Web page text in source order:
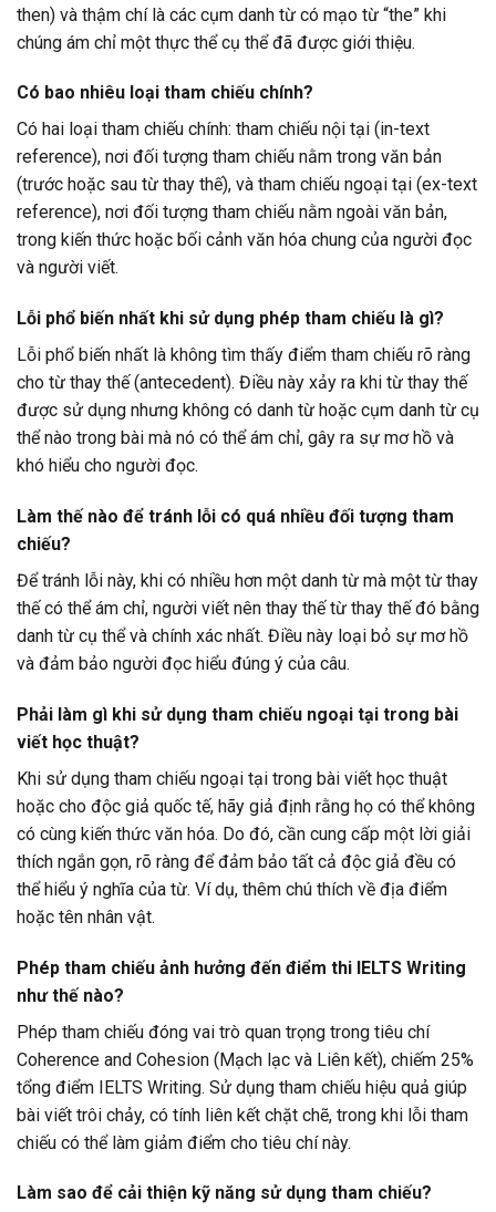
then) và thậm chí là các cụm danh từ có mạo từ “the” khi
chúng ám chỉ một thực thể cụ thể đã được giới thiệu.
Có bao nhiêu loại tham chiếu chính?
Có hai loại tham chiếu chính: tham chiếu nội tại (in-text
reference), nơi đối tượng tham chiếu nằm trong văn bản
(trước hoặc sau từ thay thế), và tham chiếu ngoại tại (ex-text
reference), nơi đối tượng tham chiếu nằm ngoài văn bản,
trong kiến thức hoặc bối cảnh văn hóa chung của người đọc
và người viết.
Lỗi phổ biến nhất khi sử dụng phép tham chiếu là gì?
Lỗi phổ biến nhất là không tìm thấy điểm tham chiếu rõ ràng
cho từ thay thế (antecedent). Điều này xảy ra khi từ thay thế
được sử dụng nhưng không có danh từ hoặc cụm danh từ cụ
thể nào trong bài mà nó có thể ám chỉ, gây ra sự mơ hồ và
khó hiểu cho người đọc.
Làm thế nào để tránh lỗi có quá nhiều đối tượng tham
chiếu?
Để tránh lỗi này, khi có nhiều hơn một danh từ mà một từ thay
thế có thể ám chỉ, người viết nên thay thế từ thay thế đó bằng
danh từ cụ thể và chính xác nhất. Điều này loại bỏ sự mơ hồ
và đảm bảo người đọc hiểu đúng ý của câu.
Phải làm gì khi sử dụng tham chiếu ngoại tại trong bài
viết học thuật?
Khi sử dụng tham chiếu ngoại tại trong bài viết học thuật
hoặc cho độc giả quốc tế, hãy giả định rằng họ có thể không
có cùng kiến thức văn hóa. Do đó, cần cung cấp một lời giải
thích ngắn gọn, rõ ràng để đảm bảo tất cả độc giả đều có
thể hiểu ý nghĩa của từ. Ví dụ, thêm chú thích về địa điểm
hoặc tên nhân vật.
Phép tham chiếu ảnh hưởng đến điểm thi IELTS Writing
như thế nào?
Phép tham chiếu đóng vai trò quan trọng trong tiêu chí
Coherence and Cohesion (Mạch lạc và Liên kết), chiếm 25%
tổng điểm IELTS Writing. Sử dụng tham chiếu hiệu quả giúp
bài viết trôi chảy, có tính liên kết chặt chẽ, trong khi lỗi tham
chiếu có thể làm giảm điểm cho tiêu chí này.
Làm sao để cải thiện kỹ năng sử dụng tham chiếu?